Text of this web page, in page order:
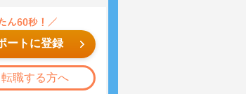
ートに登録
職する方へ